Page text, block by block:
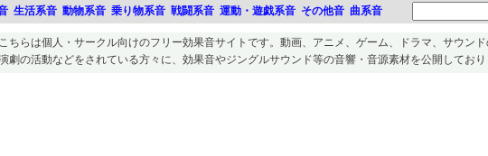
こちらは個人・サークル向けのフリー効果音サイトです。 動画、アニメ、ゲーム、ドラマ、サウンド
劇の活動などをされている方々に、 効果音やジングルサウンド等の音響・音源素材を公開しており
生活系音 動物系音 乗り物系音 戦闘系音 運動・遊戯系音 その他音 曲系音